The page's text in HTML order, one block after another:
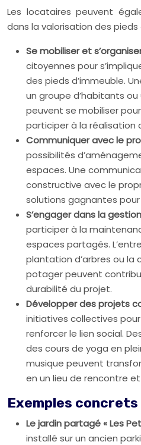
Les locataires peuvent
dans la valorisation des pieds
Se mobiliser et
citoyennes pour
des pieds d’immeuble.
un groupe d’habitants
peuvent se mobiliser
participer à la réalisation
Communiquer avec le
possibilités
espaces. Une
constructive avec le
solutions gagnantes
S’engager dans la
participer à la
espaces partagés.
plantation d’arbres ou la
potager peuvent
durabilité du projet.
Développer des projets
initiatives collectives
renforcer le lien social.
des cours de yoga en
musique peuvent
en un lieu de rencontre et
Exemples concrets
Le jardin partagé « Les
installé sur un ancien